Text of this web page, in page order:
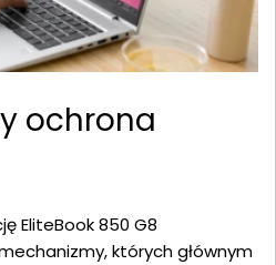
ochrona
EliteBook 850 G8
których głównym